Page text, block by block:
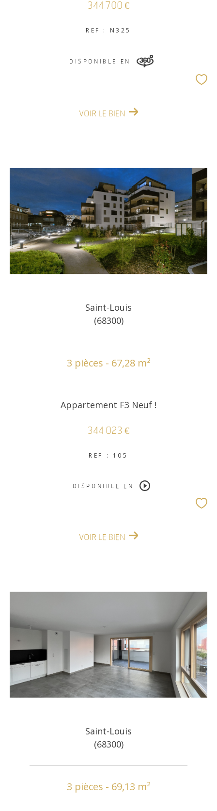
344 700 €
REF : N325
DISPONIBLE EN
VOIR LE BIEN
Saint-Louis
(68300)
3 pièces - 67,28 m²
Appartement F3 Neuf !
344 023 €
REF : 105
DISPONIBLE EN
VOIR LE BIEN
Saint-Louis
(68300)
3 pièces - 69,13 m²